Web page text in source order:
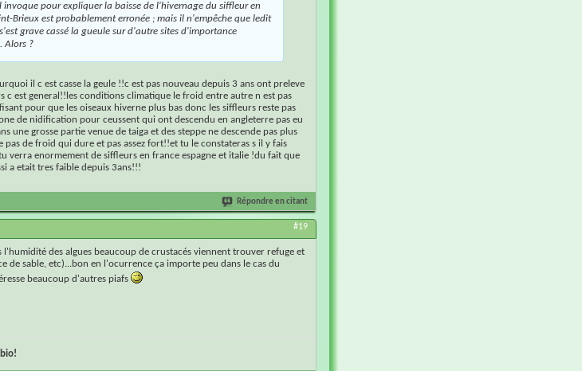
invoque pour expliquer la baisse de l'hivernage du siffleur en
Brieux est probablement erronée ; mais il n'empêche que ledit
grave cassé la gueule sur d'autre sites d'importance
Alors ?
il c est casse la geule !!c est pas nouveau depuis 3 ans ont preleve
c est general!!les conditions climatique le froid entre autre n est pas
pour que les oiseaux hiverne plus bas donc les siffleurs reste pas
de nidification pour ceussent qui ont descendu en angleterre pas eu
une grosse partie venue de taiga et des steppe ne descende pas plus
pas de froid qui dure et pas assez fort!!et tu le constateras s il y fais
verra enormement de siffleurs en france espagne et italie !du fait que
a etait tres faible depuis 3ans!!!
Répondre en citant
#19
l'humidité des algues beaucoup de crustacés viennent trouver refuge et
de sable, etc)...bon en l'ocurrence ça importe peu dans le cas du
beaucoup d'autres piafs